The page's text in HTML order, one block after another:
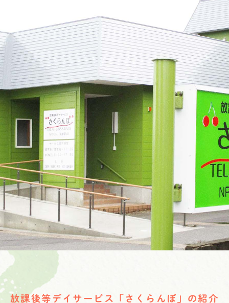
放課後等デイサービス 「さくらんぼ」の紹介